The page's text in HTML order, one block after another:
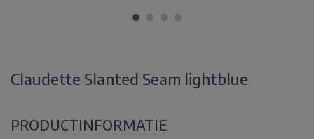
Claudette Slanted Seam lightblue
PRODUCTINFORMATIE